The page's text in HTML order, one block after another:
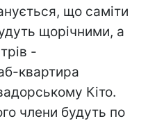
що саміти
щорічними, а
-
квартира
Кіто.
члени будуть по